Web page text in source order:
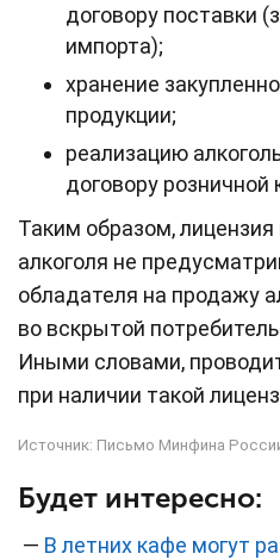
договору поставки
импорта);
хранение
продукции;
реализацию
договору розничной
Таким образом,
алкоголя не
обладателя на продажу
во вскрытой
Иными словами,
при наличии такой
Источник: Письмо Минфина
Будет интересно:
— В летних кафе могут